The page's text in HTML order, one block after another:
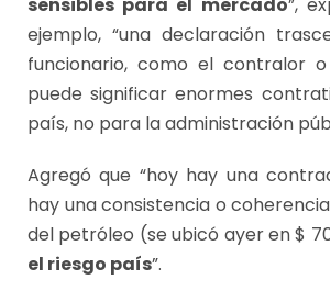
sensibles para el mercado”,
ejemplo, “una declaración
funcionario, como el contralor
puede significar enormes
país, no para la administración
Agregó que “hoy hay una
hay una consistencia o
del petróleo (se ubicó ayer en $
el riesgo país”.